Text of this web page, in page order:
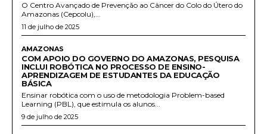
O Centro Avançado de Prevenção ao Câncer do Colo do Útero do
Amazonas (Cepcolu),...
11 de julho de 2025
AMAZONAS
COM APOIO DO GOVERNO DO AMAZONAS, PESQUISA
INCLUI ROBÓTICA NO PROCESSO DE ENSINO-
APRENDIZAGEM DE ESTUDANTES DA EDUCAÇÃO
BÁSICA
Ensinar robótica com o uso de metodologia Problem-based
Learning (PBL), que estimula os alunos...
9 de julho de 2025